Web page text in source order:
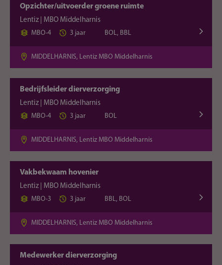
Opzichter/uitvoerder groene ruimte
Lentiz | MBO Middelharnis
MBO-4
3 jaar BOL, BBL
MIDDELHARNIS, Lentiz MBO Middelharnis
Bedrijfsleider dierverzorging
Lentiz | MBO Middelharnis
MBO-4
3 jaar BOL
MIDDELHARNIS, Lentiz MBO Middelharnis
Vakbekwaam hovenier
Lentiz | MBO Middelharnis
MBO-3
3 jaar BBL, BOL
MIDDELHARNIS, Lentiz MBO Middelharnis
Medewerker dierverzorging